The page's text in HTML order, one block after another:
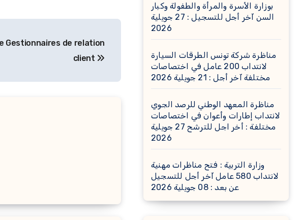
Gestionnaires de relation
client
بوزارة الأسرة والمرأة والطفولة وكبار
السن آخر أجل للتسجيل : 27 جويلية
2026
مناظرة شركة تونس الطرقات السيارة
لانتداب 200 عامل في اختصاصات
مختلفة آخر أجل : 21 جويلية 2026
مناظرة المعهد الوطني للرصد الجوي
لانتداب إطارات وأعوان في اختصاصات
مختلفة : أخر اجل للترشح 27 جويلية
2026
وزارة التربية : فتح مناظرات مهنية
لانتداب 580 عامل آخر أجل للتسجيل
عن بعد : 08 جويلية 2026